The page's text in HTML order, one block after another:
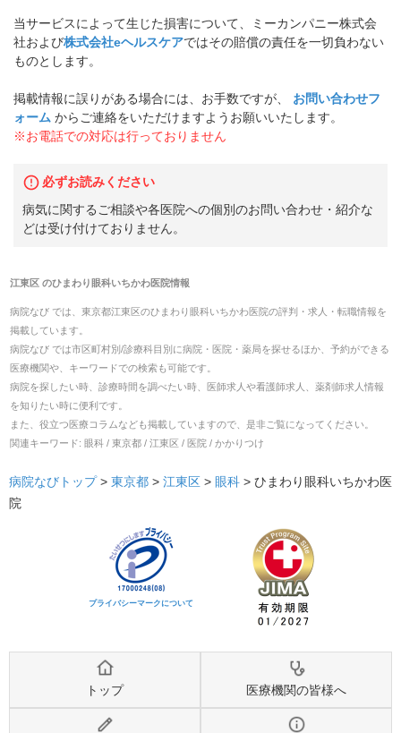
当サービスによって生じた損害について、ミーカンパニー株式会
社および株式会社eヘルスケアではその賠償の責任を一切負わない
ものとします。
掲載情報に誤りがある場合には、お手数ですが、
お問い合わせフ
ォーム からご連絡をいただけますようお願いいたします。
※お電話での対応は行っておりません
必ずお読みください
病気に関するご相談や各医院への個別のお問い合わせ・紹介な
どは受け付けておりません。
江東区 のひまわり眼科いちかわ医院情報
病院なび では、 東京都江東区のひまわり眼科いちかわ医院の評判・求人・転職情報を
掲載しています。
病院なび では市区町村別/診療科目別に病院・医院・薬局を探せるほか、予約ができる
医療機関や、キーワードでの検索も可能です。
病院を探したい時、診療時間を調べたい時、医師求人や看護師求人、薬剤師求人情報
を知りたい時に便利です。
また、役立つ医療コラムなども掲載していますので、是非ご覧になってください。
関連キーワード: 眼科 / 東京都 / 江東区 / 医院 / かかりつけ
病院なびトップ > 東京都 > 江東区 > 眼科 > ひまわり眼科いちかわ医
院
プライバシーマークについて
トップ 医療機関の皆様へ